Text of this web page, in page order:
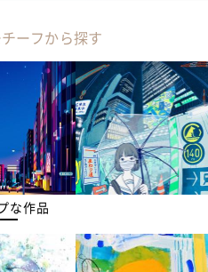
ーフから探す
な作品